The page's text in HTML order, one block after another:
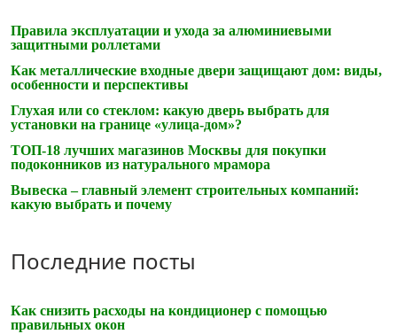
Правила эксплуатации и ухода за алюминиевыми
защитными роллетами
Как металлические входные двери защищают дом: виды,
особенности и перспективы
Глухая или со стеклом: какую дверь выбрать для
установки на границе «улица-дом»?
ТОП-18 лучших магазинов Москвы для покупки
подоконников из натурального мрамора
Вывеска – главный элемент строительных компаний:
какую выбрать и почему
Последние посты
Как снизить расходы на кондиционер с помощью
правильных окон